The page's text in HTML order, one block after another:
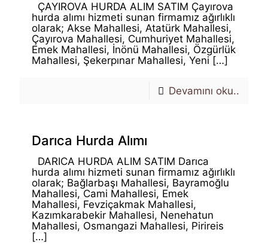
ÇAYIROVA HURDA ALIM SATIM Çayırova
hurda alımı hizmeti sunan firmamız ağırlıklı
olarak; Akse Mahallesi, Atatürk Mahallesi,
Çayırova Mahallesi, Cumhuriyet Mahallesi,
Emek Mahallesi, İnönü Mahallesi, Özgürlük
Mahallesi, Şekerpınar Mahallesi, Yeni […]
Devamını oku..
Darıca Hurda Alımı
DARICA HURDA ALIM SATIM Darıca
hurda alımı hizmeti sunan firmamız ağırlıklı
olarak; Bağlarbaşı Mahallesi, Bayramoğlu
Mahallesi, Cami Mahallesi, Emek
Mahallesi, Fevziçakmak Mahallesi,
Kazımkarabekir Mahallesi, Nenehatun
Mahallesi, Osmangazi Mahallesi, Pirireis
[…]